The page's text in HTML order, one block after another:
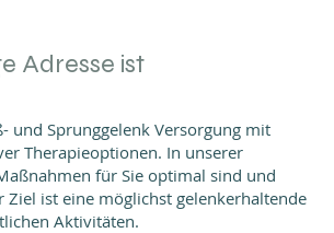
Adresse ist
und Sprunggelenk Versorgung mit
Therapieoptionen. In unserer
für Sie optimal sind und
ist eine möglichst gelenkerhaltende
Aktivitäten.